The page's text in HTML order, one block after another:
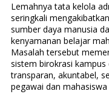
Lemahnya tata kelola
seringkali
sumber daya manusia
kenyamanan belajar
Masalah tersebut
sistem birokrasi
transparan, akuntabel,
pegawai dan